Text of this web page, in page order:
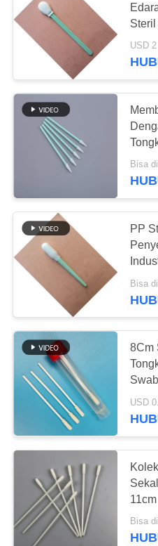
HUBUNGI
KAMI
BERITA
KASUS
MINTA
KUTIPAN
SITEMAP
PRIVACY
POLICY
Bisa
PP
8Cm
11cm
Bisa